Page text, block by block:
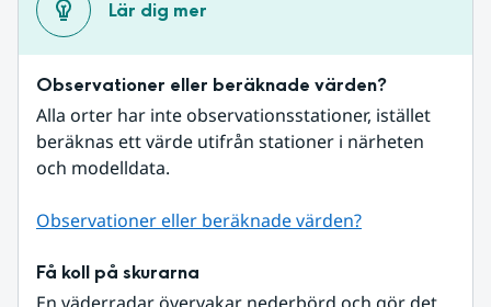
Lär dig mer
Observationer eller beräknade värden?
Alla orter har inte observationsstationer, istället
beräknas ett värde utifrån stationer i närheten
och modelldata.
Observationer eller beräknade värden?
Få koll på skurarna